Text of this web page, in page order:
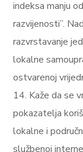
indeksa manju
razvijenosti”.
razvrstavanje
lokalne
ostvarenoj
14. Kaže da se
pokazatelja
lokalne i
službenoj